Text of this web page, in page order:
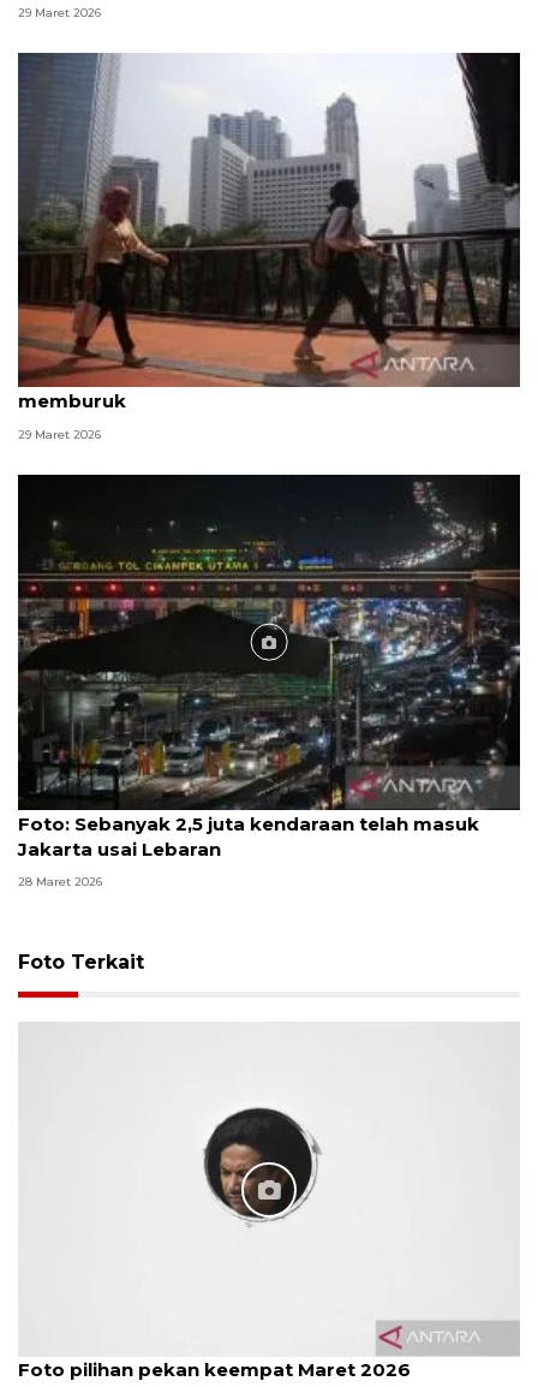
29 Maret 2026
Arus balik Lebaran, kualitas udara Jakarta kembali
memburuk
29 Maret 2026
Foto
Foto: Sebanyak 2,5 juta kendaraan telah masuk
Jakarta usai Lebaran
28 Maret 2026
Foto Terkait
Foto pilihan pekan keempat Maret 2026